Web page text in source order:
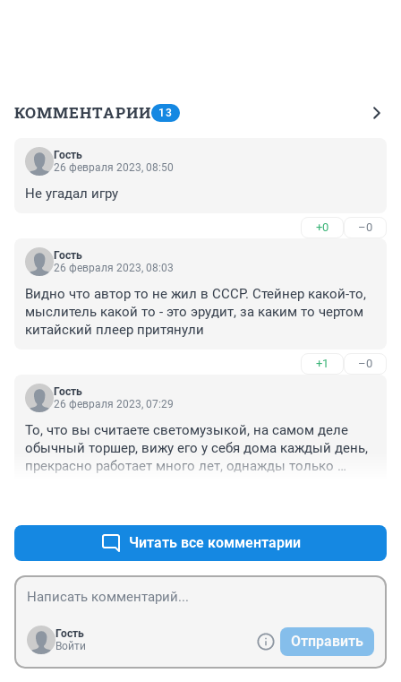
КОММЕНТАРИИ 13
Гость
26 февраля 2023, 08:50
Не угадал игру
+0 –0
Гость
26 февраля 2023, 08:03
Видно что автор то не жил в СССР. Стейнер какой-то,
мыслитель какой то - это эрудит, за каким то чертом
китайский плеер притянули
+1 –0
Гость
26 февраля 2023, 07:29
То, что вы считаете светомузыкой, на самом деле
обычный торшер, вижу его у себя дома каждый день,
прекрасно работает много лет, однажды только
Читать все комментарии
Гость
Войти
Отправить